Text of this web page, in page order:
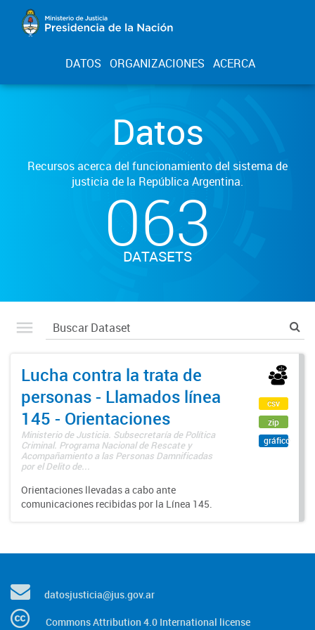
DATOS ORGANIZACIONES ACERCA
Datos
Recursos acerca del funcionamiento del sistema de
justicia de la República Argentina.
063
DATASETS
Lucha contra la trata de
personas - Llamados línea
145 - Orientaciones
Ministerio de Justicia. Subsecretaría de Política
Criminal. Programa Nacional de Rescate y
Acompañamiento a las Personas Damnificadas
por el Delito de...
Orientaciones llevadas a cabo ante
comunicaciones recibidas por la Línea 145.
csv
zip
gráfico
datosjusticia@jus.gov.ar
Commons Attribution 4.0 International license